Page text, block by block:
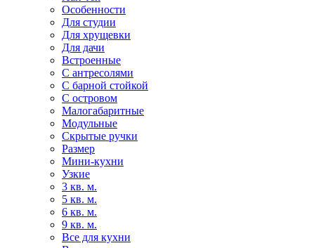
Особенности
Для студии
Для хрущевки
Для дачи
Встроенные
С антресолями
С барной стойкой
С островом
Малогабаритные
Модульные
Скрытые ручки
Размер
Мини-кухни
Узкие
3 кв. м.
5 кв. м.
6 кв. м.
9 кв. м.
Все для кухни